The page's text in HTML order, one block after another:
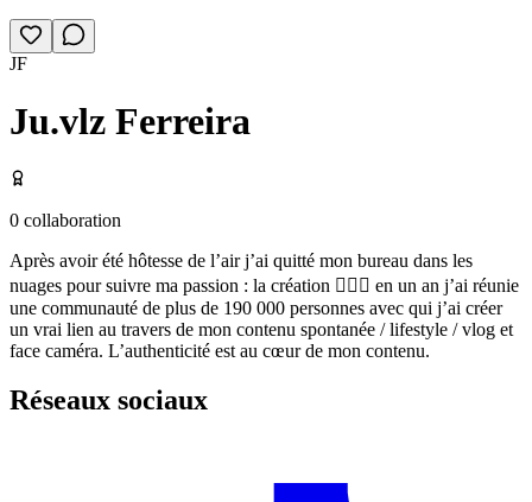
JF
Ju.vlz Ferreira
0 collaboration
Après avoir été hôtesse de l’air j’ai quitté mon bureau dans les
nuages pour suivre ma passion : la création 🧚🏼‍♀️ en un an j’ai réunie
une communauté de plus de 190 000 personnes avec qui j’ai créer
un vrai lien au travers de mon contenu spontanée / lifestyle / vlog et
face caméra. L’authenticité est au cœur de mon contenu.
Réseaux sociaux